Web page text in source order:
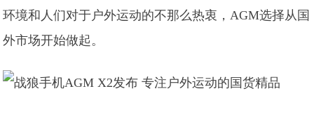
环境和人们对于户外运动的不那么热衷，AGM选择从国
外市场开始做起。